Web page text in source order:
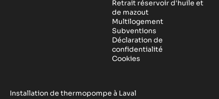
Retrait réservoir d'huile et
de mazout
Multilogement
Subventions
Déclaration de
confidentialité
Cookies
Installation de thermopompe à Laval